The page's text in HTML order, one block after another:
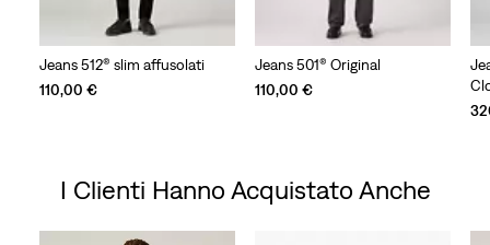
Jeans 512® slim affusolati
110,00 €
Jeans 501® Original
110,00 €
I Clienti Hanno Acquistato Anche